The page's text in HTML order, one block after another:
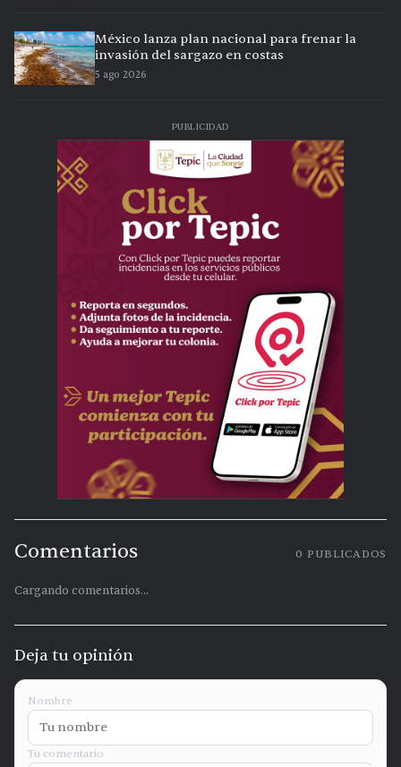
México lanza plan nacional para frenar la
invasión del sargazo en costas
5 ago 2026
PUBLICIDAD
Comentarios 0 PUBLICADOS
Cargando comentarios...
Deja tu opinión
Nombre
Tu comentario